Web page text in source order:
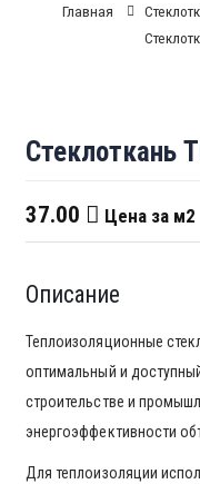
Главная
Стеклоткань
37.00 Цена за м2
Описание
Теплоизоляционные
оптимальный и
строительстве и
энергоэффективности
Для теплоизоляции